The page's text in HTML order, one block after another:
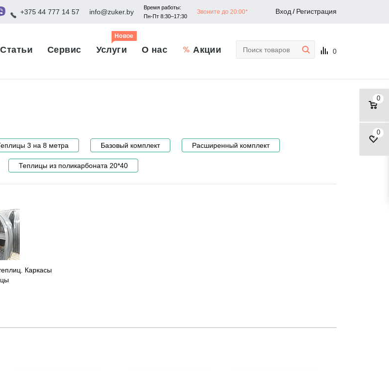
+375 44 777 14 57 info@zuker.by
Время работы:
Пн-Пт 8:30–17:30
Звоните до 20:00* Вход / Регистрация
Статьи Сервис Услуги
Новое
О нас Акции 0
0
0
3 на 8 метра Базовый комплект Расширенный комплект
Теплицы из поликарбоната 20*40
Каркасы